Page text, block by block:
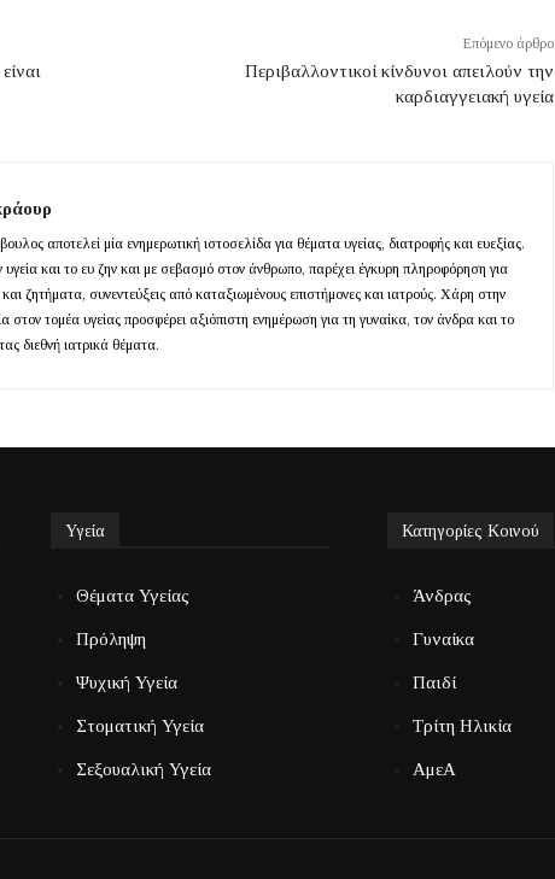
Επόμενο άρθρο
Περιβαλλοντικοί κίνδυνοι απειλούν την
καρδιαγγειακή υγεία
αποτελεί μία ενημερωτική ιστοσελίδα για θέματα υγείας, διατροφής και ευεξίας.
και το ευ ζην και με σεβασμό στον άνθρωπο, παρέχει έγκυρη πληροφόρηση για
ζητήματα, συνεντεύξεις από καταξιωμένους επιστήμονες και ιατρούς. Χάρη στην
στον τομέα υγείας προσφέρει αξιόπιστη ενημέρωση για τη γυναίκα, τον άνδρα και το
διεθνή ιατρικά θέματα.
Υγεία
Θέματα Υγείας
Πρόληψη
Ψυχική Υγεία
Στοματική Υγεία
Σεξουαλική Υγεία
Κατηγορίες Κοινού
Άνδρας
Γυναίκα
Παιδί
Τρίτη Ηλικία
ΑμεΑ